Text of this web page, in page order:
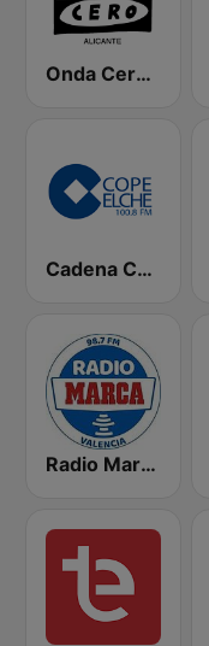
Onda Cero Alicante
Cadena COPE Elche
Radio Marca Valencia